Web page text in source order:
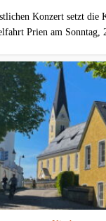
Konzert setzt die
Prien am Sonntag,